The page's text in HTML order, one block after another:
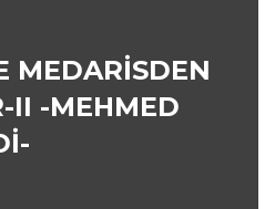
MEDARİSDEN
II -MEHMED